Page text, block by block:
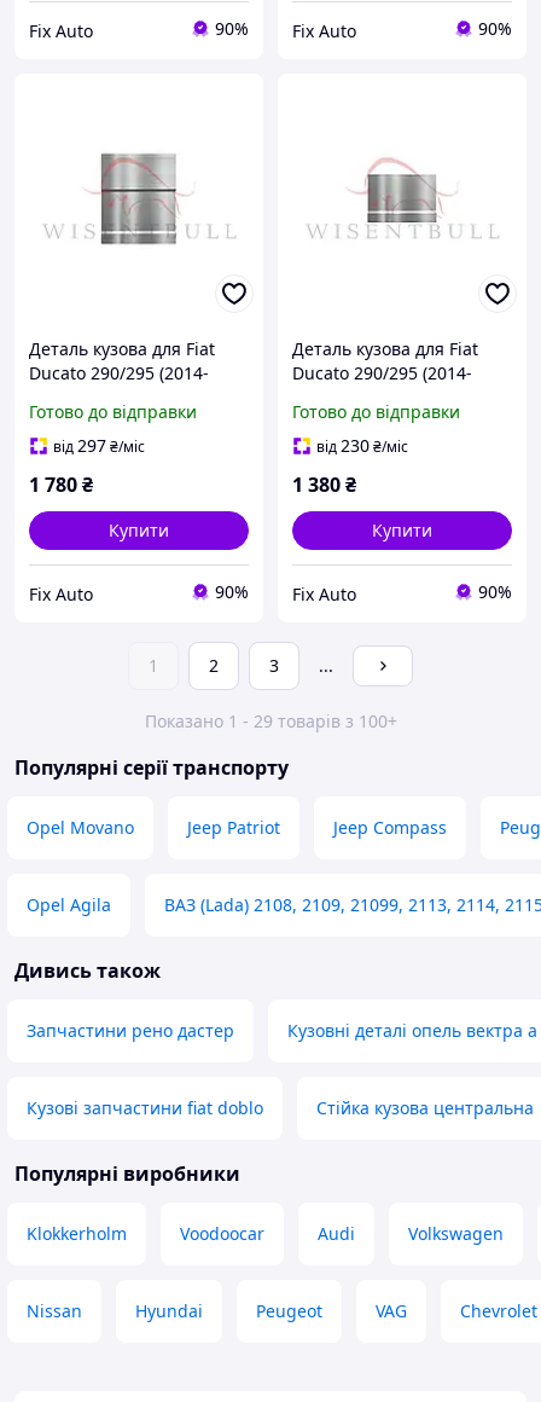
Fix Auto 90% Fix Auto 90%
Деталь кузова для Fiat
Ducato 290/295 (2014-
Оцинкована сталь 1.2 mm
Готово до відправки
від297₴/міс
1 780₴
Купити
Fix Auto 90%
Деталь кузова для Fiat
Ducato 290/295 (2014-
Матеріал Оцинкована
сталь 1.2 mm
Готово до відправки
від230₴/міс
1 380₴
Купити
Fix Auto 90%
1 2 3 ...
Показано 1 - 29 товарів з 100+
Популярні серії транспорту
Opel Movano Jeep Patriot Jeep Compass
Opel Agila ВАЗ (Lada) 2108, 2109, 21099, 2113, 2114,
Дивись також
Запчастини рено дастер Кузовні деталі опель вектра а
Кузові запчастини fiat doblo Стійка кузова центральна
Популярні виробники
Klokkerholm Voodoocar Audi Volkswagen
Nissan Hyundai Peugeot VAG Chevrolet